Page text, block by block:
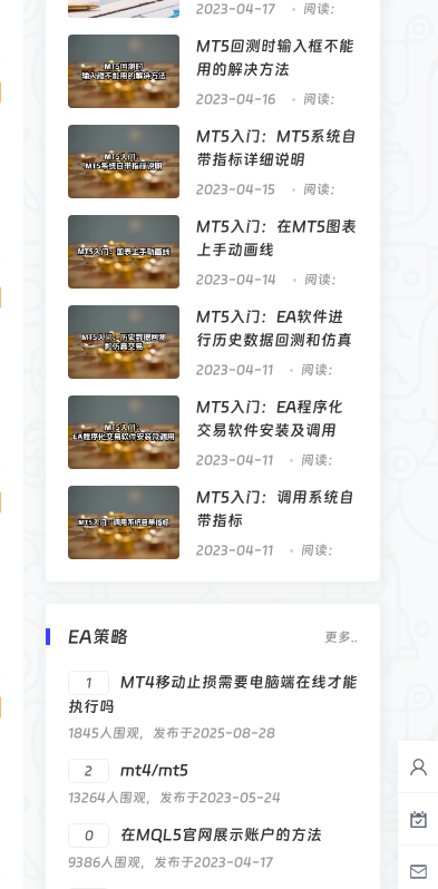
2023-04-17
阅读：
MT5回测时输入框不能
用的解决方法
2023-04-16
阅读：
MT5入门：MT5系统自
带指标详细说明
2023-04-15
阅读：
MT5入门：在MT5图表
上手动画线
2023-04-14
阅读：
MT5入门：EA软件进
行历史数据回测和仿真
交易
2023-04-11
阅读：
MT5入门：EA程序化
交易软件安装及调用
2023-04-11
阅读：
MT5入门：调用系统自
带指标
2023-04-11
阅读：
EA策略 更多..
1
MT4移动止损需要电脑端在线才能
执行吗
1845人围观，发布于2025-08-28
2 mt4/mt5
13264人围观，发布于2023-05-24
0 在MQL5官网展示账户的方法
9386人围观，发布于2023-04-17